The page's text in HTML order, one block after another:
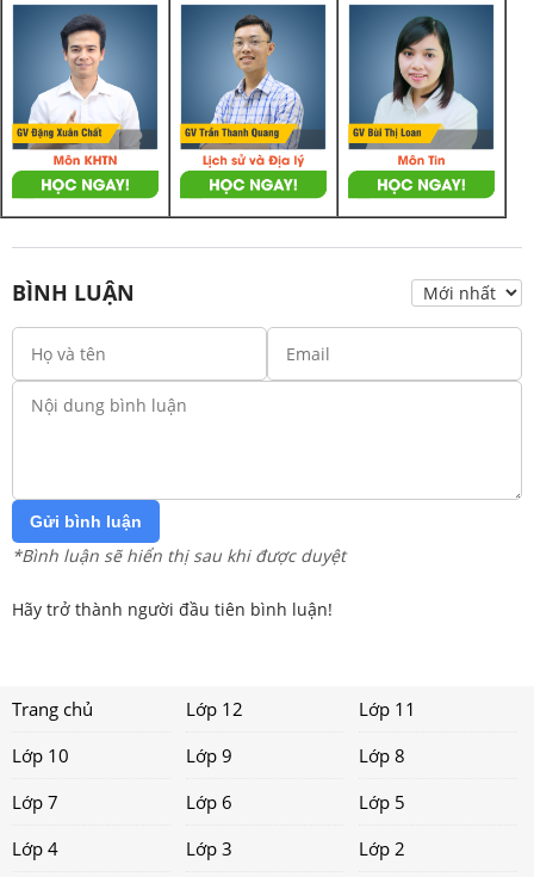
BÌNH LUẬN
Gửi bình luận
*Bình luận sẽ hiển thị sau khi được duyệt
Hãy trở thành người đầu tiên bình luận!
Trang chủ Lớp 12
Lớp 11
Lớp 10
Lớp 9
Lớp 8
Lớp 7
Lớp 6
Lớp 5
Lớp 4
Lớp 3 Lớp 2